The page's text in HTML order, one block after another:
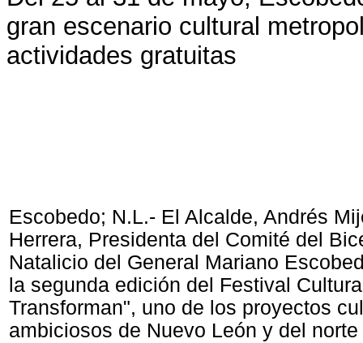
gran escenario cultural
actividades gratuitas
Escobedo; N.L.- El Alcalde, Andrés
Herrera, Presidenta del Comité del
Natalicio del General Mariano
la segunda edición del Festival
Transforman", uno de los proyectos
ambiciosos de Nuevo León y del